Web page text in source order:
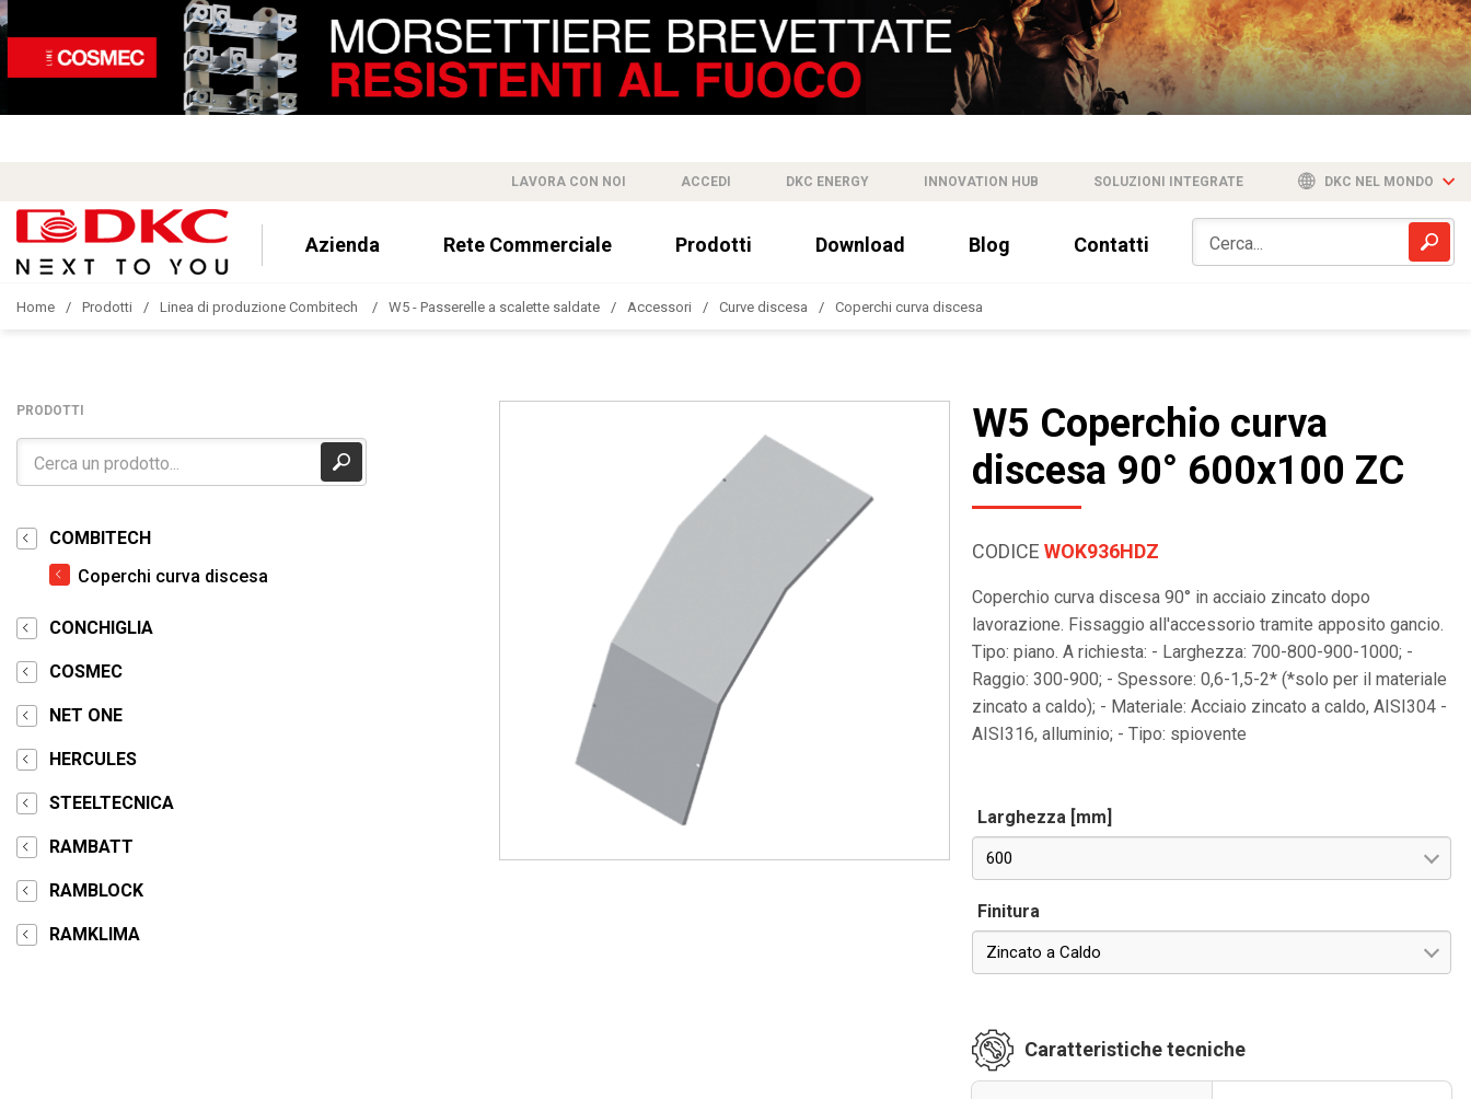
LAVORA CON NOI ACCEDI DKC ENERGY INNOVATION HUB SOLUZIONI INTEGRATE DKC NEL MONDO
Azienda Rete Commerciale Prodotti Download Blog Contatti
Home Prodotti Linea di produzione Combitech W5 - Passerelle a scalette saldate Accessori Curve discesa Coperchi curva discesa
PRODOTTI
COMBITECH
Coperchi curva discesa
CONCHIGLIA
COSMEC
NET ONE
HERCULES
STEELTECNICA
RAMBATT
RAMBLOCK
RAMKLIMA
W5 Coperchio curva
discesa 90° 600x100 ZC
CODICEWOK936HDZ
Coperchio curva discesa 90° in acciaio zincato dopo
lavorazione. Fissaggio all'accessorio tramite apposito gancio.
Tipo: piano. A richiesta: - Larghezza: 700-800-900-1000; -
Raggio: 300-900; - Spessore: 0,6-1,5-2* (*solo per il materiale
zincato a caldo); - Materiale: Acciaio zincato a caldo, AISI304 -
AISI316, alluminio; - Tipo: spiovente
Larghezza [mm]
600
Finitura
Zincato a Caldo
Caratteristiche tecniche